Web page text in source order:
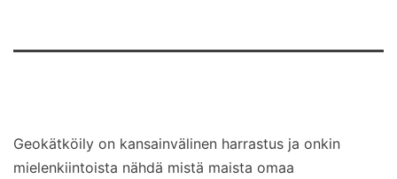
Geokätköily on kansainvälinen harrastus ja onkin
mielenkiintoista nähdä mistä maista omaa